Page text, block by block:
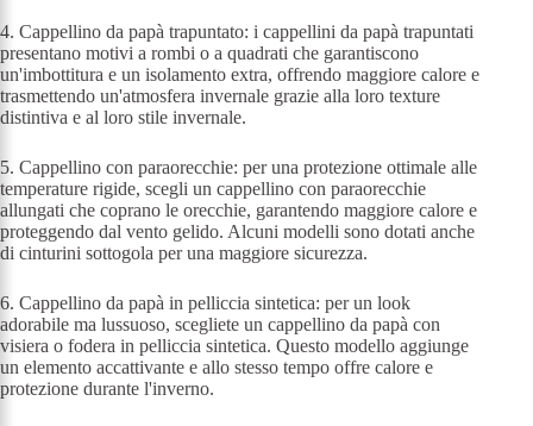
4. Cappellino da papà trapuntato: i cappellini da papà trapuntati
presentano motivi a rombi o a quadrati che garantiscono
un'imbottitura e un isolamento extra, offrendo maggiore calore e
trasmettendo un'atmosfera invernale grazie alla loro texture
distintiva e al loro stile invernale.
5. Cappellino con paraorecchie: per una protezione ottimale alle
temperature rigide, scegli un cappellino con paraorecchie
allungati che coprano le orecchie, garantendo maggiore calore e
proteggendo dal vento gelido. Alcuni modelli sono dotati anche
di cinturini sottogola per una maggiore sicurezza.
6. Cappellino da papà in pelliccia sintetica: per un look
adorabile ma lussuoso, scegliete un cappellino da papà con
visiera o fodera in pelliccia sintetica. Questo modello aggiunge
un elemento accattivante e allo stesso tempo offre calore e
protezione durante l'inverno.